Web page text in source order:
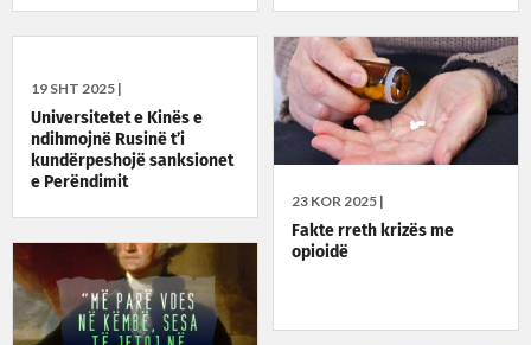
19 SHT 2025 |
Universitetet e Kinës e
ndihmojnë Rusinë t’i
kundërpeshojë sanksionet
e Perëndimit
23 KOR 2025 |
Fakte rreth krizës me
opioidë